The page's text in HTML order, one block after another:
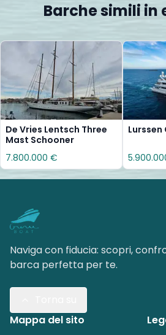
Barche simili in
De Vries Lentsch Three
Mast Schooner
7.800.000 €
Naviga con fiducia: scopri,
barca perfetta per te.
Mappa del sito